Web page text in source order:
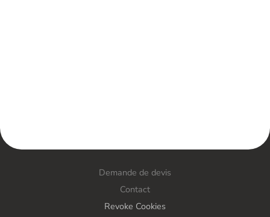
Demande de devis
Contact
Revoke Cookies